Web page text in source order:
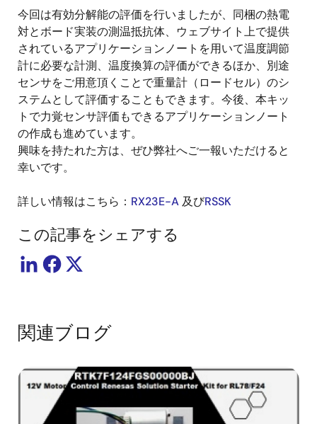
今回は有効分解能の評価を行いましたが、同梱の熱電
対とボード実装の測温抵抗体、ウェブサイト上で提供
されているアプリケーションノートを用いて温度調節
計に必要な計測、温度換算の評価ができるほか、別途
センサをご用意頂くことで重量計（ロードセル）のシ
ステムとして評価することもできます。今後、本キッ
トで力覚センサ評価もできるアプリケーションノート
の作成も進めています。
興味を持たれた方は、ぜひ弊社へご一報いただけると
幸いです。
詳しい情報はこちら： RX23E-A 及びRSSK
この記事をシェアする
関連ブログ